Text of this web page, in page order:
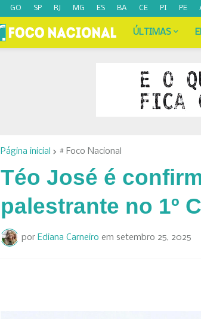
GO SP RJ MG ES BA CE PI PE
ÚLTIMAS
Página inicial # Foco Nacional
Téo José é
palestrante no 1º
por Ediana Carneiro em setembro 25, 2025